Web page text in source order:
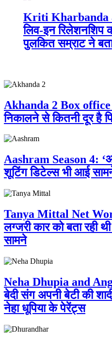
Kriti Kharbanda
लिव-इन रिलेशनशिप
पुलकित सम्राट ने
Akhanda 2 Box
निकालने से कितनी दूर है
Aashram Season 4:
शूटिंग डिटेल्स भी आई
Tanya Mittal Net
लग्जरी कार को बता रही
सामने
Neha Dhupia and
बेदी संग अपनी बेटी की
नेहा धूपिया के पेरेंट्स